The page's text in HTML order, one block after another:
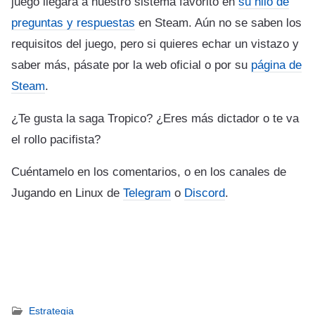
preguntas y respuestas en Steam. Aún no se saben los
requisitos del juego, pero si quieres echar un vistazo y
saber más, pásate por la web oficial o por su página de
Steam.
¿Te gusta la saga Tropico? ¿Eres más dictador o te va
el rollo pacifista?
Cuéntamelo en los comentarios, o en los canales de
Jugando en Linux de Telegram o Discord.
Estrategia